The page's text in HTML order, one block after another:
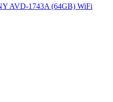
AVD-1743A (64GB) WiFi